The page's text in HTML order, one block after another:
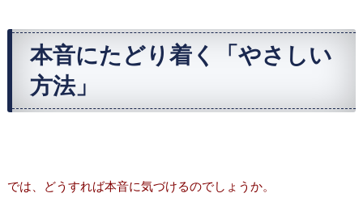
本音にたどり着く「やさしい
方法」
では、どうすれば本音に気づけるのでしょうか。